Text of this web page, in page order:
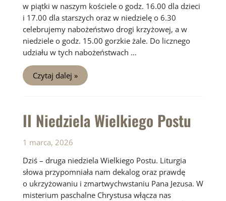
w piątki w naszym kościele o godz. 16.00 dla dzieci
i 17.00 dla starszych oraz w niedzielę o 6.30
celebrujemy nabożeństwo drogi krzyżowej, a w
niedziele o godz. 15.00 gorzkie żale. Do licznego
udziału w tych nabożeństwach …
III
Niedziela
Wielkiego
Czytaj dalej »
II Niedziela Wielkiego Postu
1 marca, 2026
Dziś – druga niedziela Wielkiego Postu. Liturgia
słowa przypomniała nam dekalog oraz prawdę
o ukrzyżowaniu i zmartwychwstaniu Pana Jezusa. W
misterium paschalne Chrystusa włącza nas